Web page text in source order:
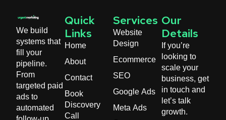
We build
systems that
fill your
pipeline.
From
targeted paid
ads to
automated
Quick
Links
Home
About
Contact
Book
Discovery
Call
Services
Website
Design
Ecommerce
SEO
Google Ads
Meta Ads
Our
Details
If you’re
looking to
scale your
business, get
in touch and
let’s talk
growth.